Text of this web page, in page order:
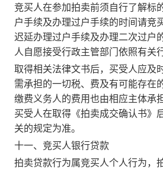
竞买人在参加拍卖前须自行了解标
户手续及办理过户手续的时间请竞
迟延办理过户手续及办理二次过户
人自愿接受行政主管部门依照有关
取得相关法律文书后，买受人应及
需承担的一切税、费及有可能存在
缴费义务人的费用也由相应主体承
买受人在取得《拍卖成交确认书》
关的规定为准。
十一、竞买人银行贷款
拍卖贷款行为属竞买人个人行为，